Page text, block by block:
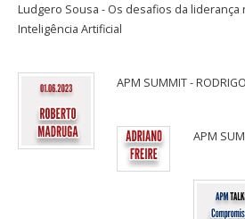
Ludgero Sousa - Os desafios da liderança
Inteligência Artificial
APM SUMMIT -
APM